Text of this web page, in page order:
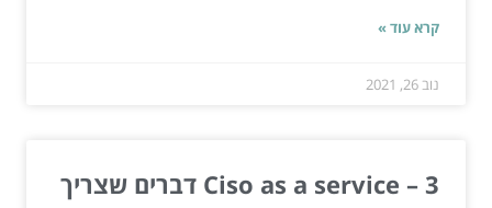
קרא עוד »
נוב 26, 2021
Ciso as a service – 3 דברים שצריך